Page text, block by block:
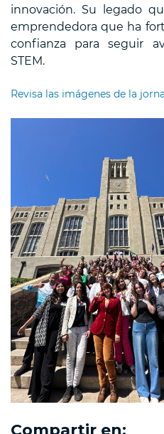
innovación. Su legado
emprendedora que ha
confianza para seguir
STEM.
Revisa las imágenes de la
Compartir en: